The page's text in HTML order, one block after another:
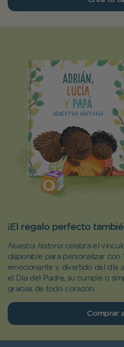
¡El regalo perfecto
Nuestra historiacelebra el
disponible para personalizar con
emocionante y divertido del día
el Día del Padre, su cumple o
gracias de todo corazón.
Comprar